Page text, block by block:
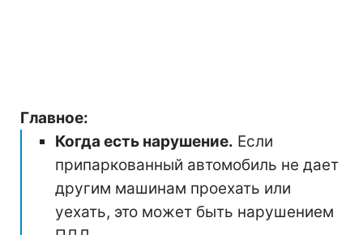
Главное:
Когда есть нарушение. Если
припаркованный автомобиль не дает
другим машинам проехать или
уехать, это может быть нарушением